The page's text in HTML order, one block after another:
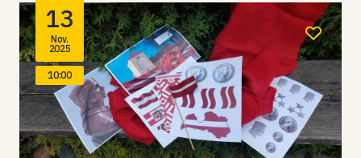
13
Nov.
2025
10:00